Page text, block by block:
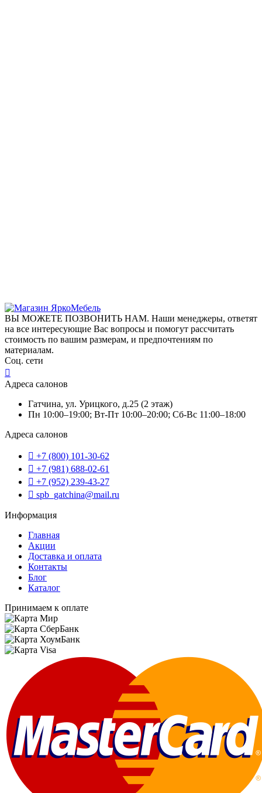
ВЫ МОЖЕТЕ ПОЗВОНИТЬ НАМ. Наши менеджеры, ответят
на все интересующие Вас вопросы и помогут рассчитать
стоимость по вашим размерам, и предпочтениям по
материалам.
Соц. сети
Адреса салонов
Гатчина, ул. Урицкого, д.25 (2 этаж)
Пн 10:00–19:00; Вт-Пт 10:00–20:00; Сб-Вс 11:00–18:00
Адреса салонов
+7 (800) 101-30-62
+7 (981) 688-02-61
+7 (952) 239-43-27
spb_gatchina@mail.ru
Информация
Главная
Акции
Доставка и оплата
Контакты
Блог
Каталог
Принимаем к оплате